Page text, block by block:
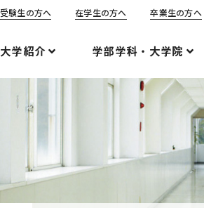
受験生の方へ 在学生の方へ 卒業生の方へ
大学紹介 学部学科・大学院